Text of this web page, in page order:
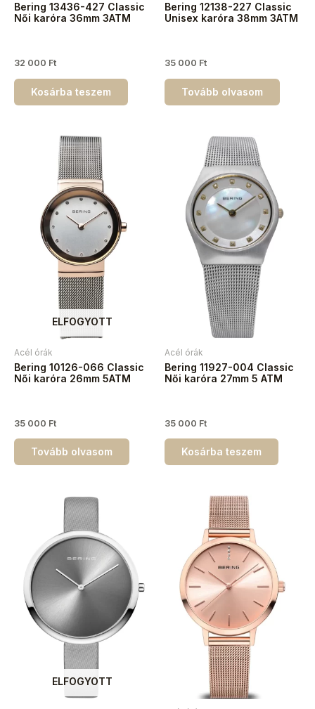
Bering 13436-427 Classic
Női karóra 36mm 3ATM
32 000 Ft
Kosárba teszem
Bering 12138-227 Classic
Unisex karóra 38mm 3ATM
35 000 Ft
Tovább olvasom
ELFOGYOTT
Acél órák
Bering 10126-066 Classic
Női karóra 26mm 5ATM
35 000 Ft
Tovább olvasom
Acél órák
Bering 11927-004 Classic
Női karóra 27mm 5 ATM
35 000 Ft
Kosárba teszem
ELFOGYOTT